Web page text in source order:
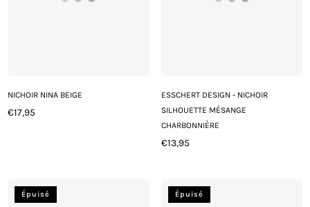
NICHOIR NINA BEIGE
Prix
€17,95
ESSCHERT DESIGN - NICHOIR
SILHOUETTE MÉSANGE
CHARBONNIÈRE
Prix
€13,95
Épuisé Épuisé